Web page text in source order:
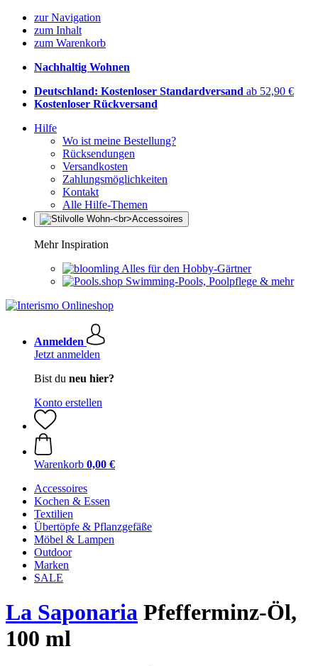
zur Navigation
zum Inhalt
zum Warenkorb
Nachhaltig Wohnen
Deutschland: Kostenloser Standardversand ab 52,90 €
Kostenloser Rückversand
Hilfe
Wo ist meine Bestellung?
Rücksendungen
Versandkosten
Zahlungsmöglichkeiten
Kontakt
Alle Hilfe-Themen
Mehr Inspiration
Alles für den Hobby-Gärtner
Swimming-Pools, Poolpflege & mehr
Anmelden
Jetzt anmelden
Bist du neu hier?
Konto erstellen
Warenkorb 0,00 €
Accessoires
Kochen & Essen
Textilien
Übertöpfe & Pflanzgefäße
Möbel & Lampen
Outdoor
Marken
SALE
La Saponaria Pfefferminz-Öl,
100 ml